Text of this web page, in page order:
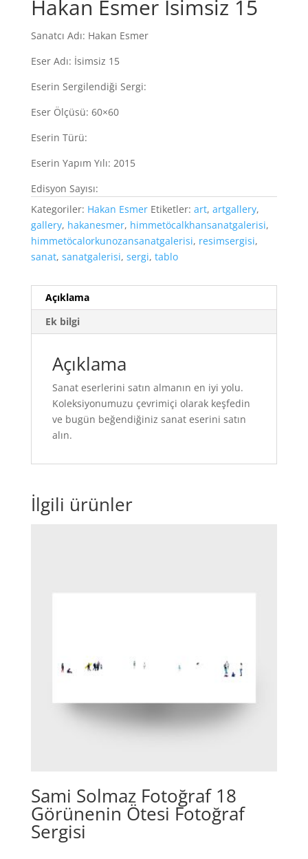
Hakan Esmer İsimsiz 15
Sanatcı Adı: Hakan Esmer
Eser Adı: İsimsiz 15
Eserin Sergilendiği Sergi:
Eser Ölçüsü: 60×60
Eserin Türü:
Eserin Yapım Yılı: 2015
Edisyon Sayısı:
Kategoriler: Hakan Esmer Etiketler: art, artgallery,
gallery, hakanesmer, himmetöcalkhansanatgalerisi,
himmetöcalorkunozansanatgalerisi, resimsergisi,
sanat, sanatgalerisi, sergi, tablo
Açıklama
Ek bilgi
Açıklama
Sanat eserlerini satın almanın en iyi yolu.
Koleksiyonumuzu çevrimiçi olarak keşfedin
ve bugün beğendiğiniz sanat eserini satın
alın.
İlgili ürünler
Sami Solmaz Fotoğraf 18
Görünenin Ötesi Fotoğraf
Sergisi